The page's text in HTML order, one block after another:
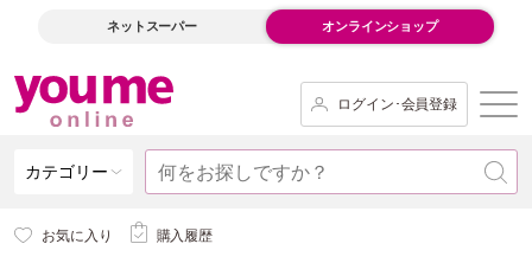
ネットスーパー オンラインショップ
ログイン･会員登録
カテゴリー
お気に入り 購入履歴